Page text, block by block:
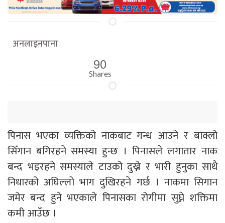
अनलाइनपाना
90
Shares
पिनास भएका व्यक्तिको नाकबाट गन्ध आउने र बाक्लो
सिँगान बगिरहने समस्या हुन्छ । पिनासले लगातार नाक
बन्द भइरहने समस्याले टाउको दुख्ने र भारी हुनुका साथै
निधारको अघिल्लो भाग दुखिरहने गर्छ । नाकमा सिगान
जमेर बन्द हुने भएकाले पिनासका रोगीमा सुघ्ने शक्तिमा
कमी आउँछ ।